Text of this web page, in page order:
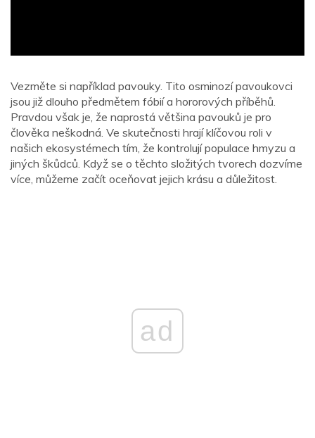
Vezměte si například pavouky. Tito osminozí pavoukovci
jsou již dlouho předmětem fóbií a hororových příběhů.
Pravdou však je, že naprostá většina pavouků je pro
člověka neškodná. Ve skutečnosti hrají klíčovou roli v
našich ekosystémech tím, že kontrolují populace hmyzu a
jiných škůdců. Když se o těchto složitých tvorech dozvíme
více, můžeme začít oceňovat jejich krásu a důležitost.
ad